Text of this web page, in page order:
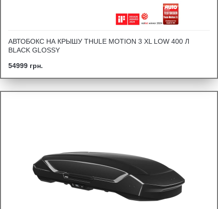
АВТОБОКС НА КРЫШУ THULE MOTION 3 XL LOW 400 Л
BLACK GLOSSY
54999 грн.